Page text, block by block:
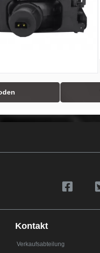
Kontakt
Verkaufsabteilung